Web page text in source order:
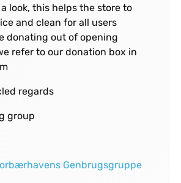
look, this helps the store to
and clean for all users
donating out of opening
refer to our donation box in
regards
group
Genbrugsgruppe